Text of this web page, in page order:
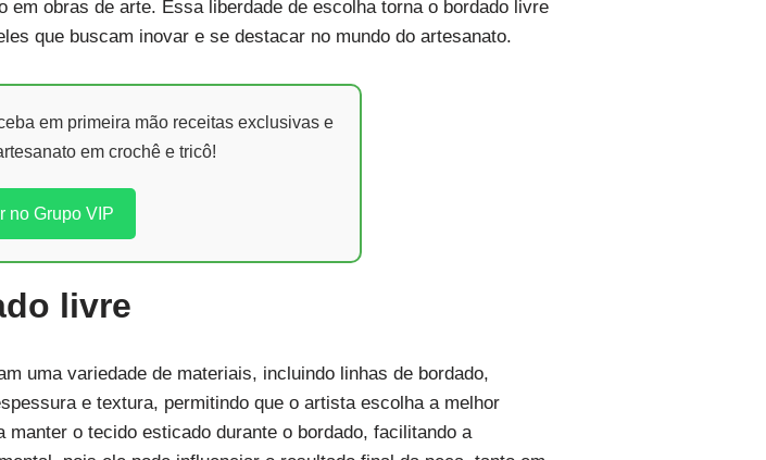
obras de arte. Essa liberdade de escolha torna o bordado livre
que buscam inovar e se destacar no mundo do artesanato.
em primeira mão receitas exclusivas e
em crochê e tricô!
no Grupo VIP
livre
uma variedade de materiais, incluindo linhas de bordado,
e textura, permitindo que o artista escolha a melhor
o tecido esticado durante o bordado, facilitando a